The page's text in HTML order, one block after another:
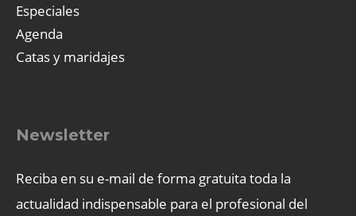
Especiales
Agenda
Catas y maridajes
Newsletter
Reciba en su e-mail de forma gratuita toda la
actualidad indispensable para el profesional del